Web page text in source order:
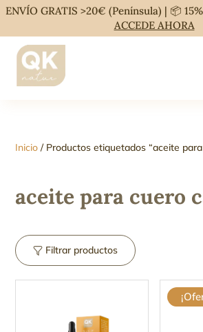
ENVÍO GRATIS >20€ (Península) | 📦
ACCEDE AHORA
Inicio / Productos etiquetados “aceite
aceite para cuero
Filtrar productos